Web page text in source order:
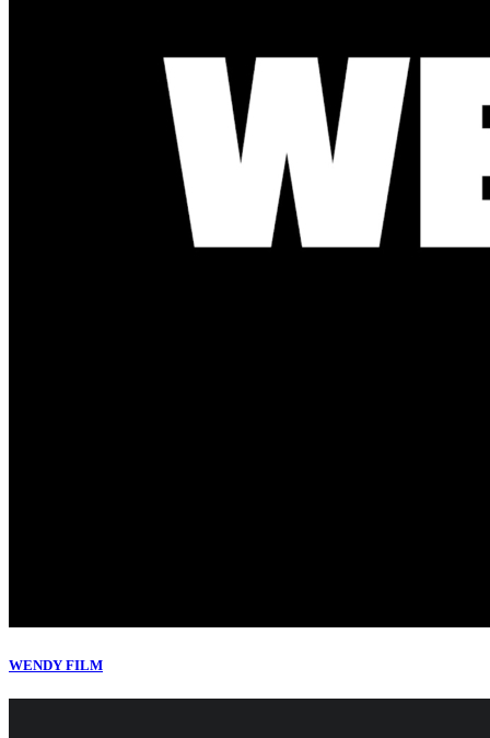
WENDY FILM